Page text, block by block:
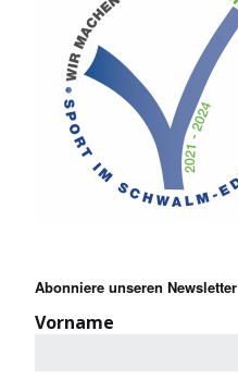
Abonniere unseren Newsletter
Vorname